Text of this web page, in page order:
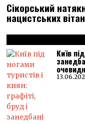
Сікорський
нацистських
Київ